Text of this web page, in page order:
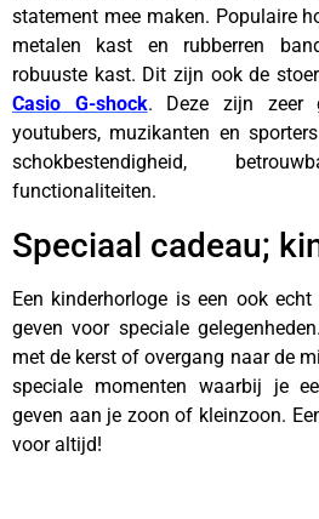
statement mee maken. Populaire
metalen kast en rubberren
robuuste kast. Dit zijn ook de
Casio G-shock. Deze zijn zeer
youtubers, muzikanten en
schokbestendigheid,
functionaliteiten.
Speciaal cadeau;
Een kinderhorloge is een ook
geven voor speciale
met de kerst of overgang naar de
speciale momenten waarbij je
geven aan je zoon of kleinzoon.
voor altijd!